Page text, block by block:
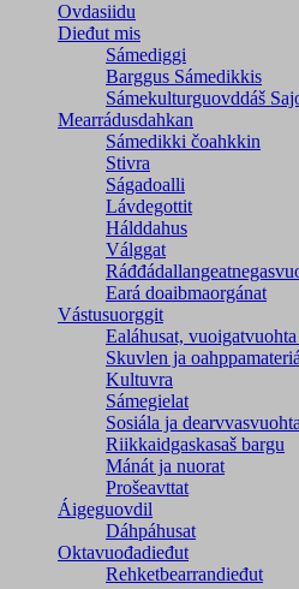
Ovdasiidu
Dieđut mis
Sámediggi
Barggus Sámedikkis
Sámekulturguovddáš
Mearrádusdahkan
Sámedikki čoahkkin
Stivra
Ságadoalli
Lávdegottit
Hálddahus
Válggat
Eará doaibmaorgánat
Vástusuorggit
Ealáhusat,
Skuvlen ja
Kultuvra
Sámegielat
Sosiála ja dearvvasvuohta
Riikkaidgaskasaš bargu
Mánát ja nuorat
Prošeavttat
Áigeguovdil
Dáhpáhusat
Oktavuođadieđut
Rehketbearrandieđut